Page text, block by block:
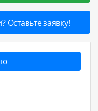
Оставьте заявку!